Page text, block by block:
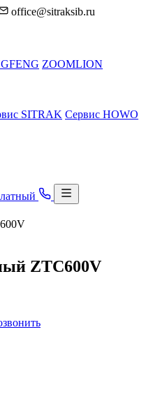
office@sitraksib.ru
ZOOMLION
SITRAK Сервис HOWO
ZTC600V